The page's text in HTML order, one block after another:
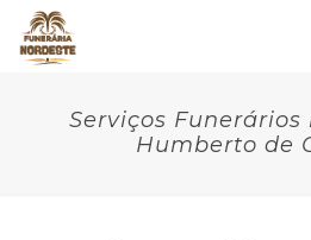
Serviços
Humberto de